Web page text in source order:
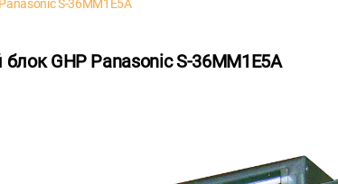
S-36MM1E5A
GHP Panasonic S-36MM1E5A